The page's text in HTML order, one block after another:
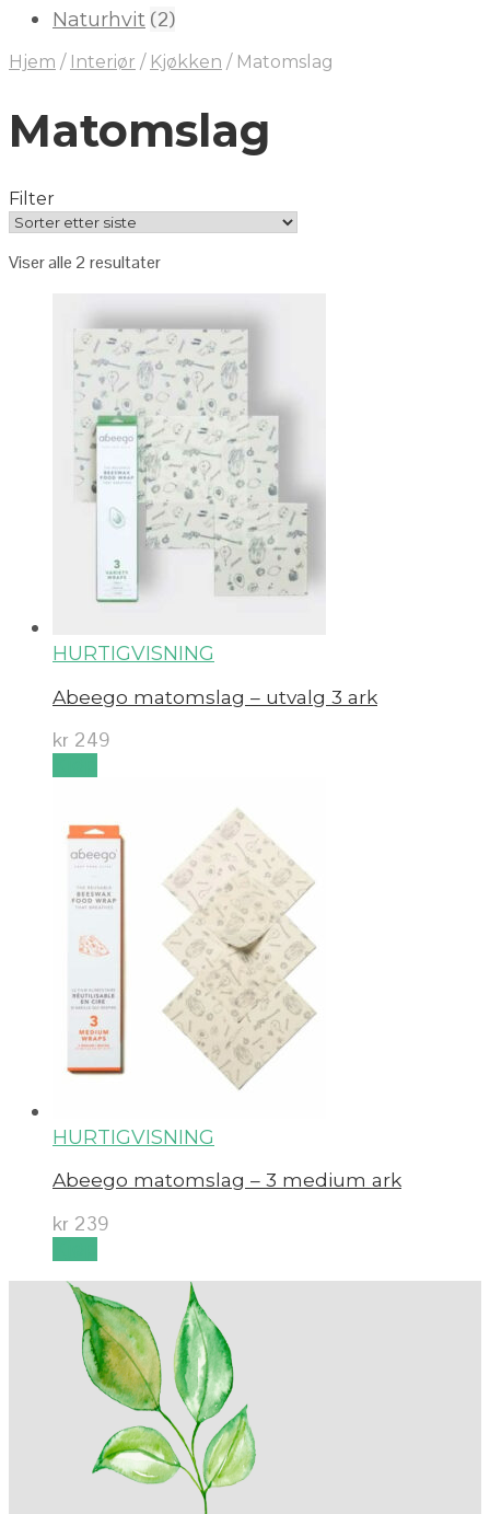
Naturhvit (2)
Hjem / Interiør / Kjøkken / Matomslag
Matomslag
Filter
Viser alle 2 resultater
HURTIGVISNING
Abeego matomslag – utvalg 3 ark
kr 249
HURTIGVISNING
Abeego matomslag – 3 medium ark
kr 239